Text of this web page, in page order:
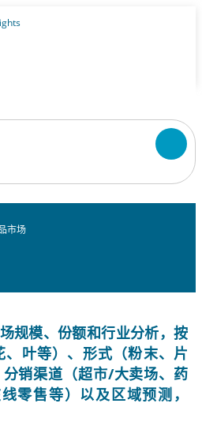
市场
规模、份额和行业分析，按
叶等）、形式（粉末、片
销渠道（超市/大卖场、药
零售等）以及区域预测，